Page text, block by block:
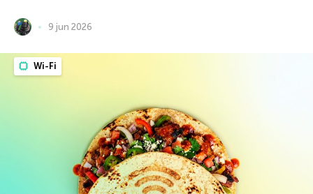
9 jun 2026
Wi-Fi